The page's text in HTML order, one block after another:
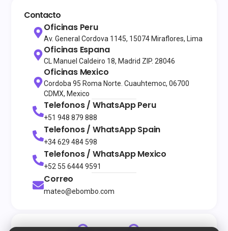
Contacto
Oficinas Peru
Av. General Cordova 1145, 15074 Miraflores, Lima
Oficinas Espana
CL Manuel Caldeiro 18, Madrid ZIP. 28046
Oficinas Mexico
Cordoba 95 Roma Norte. Cuauhtemoc, 06700
CDMX, Mexico
Telefonos / WhatsAppPeru
+51 948 879 888
Telefonos / WhatsAppSpain
+34 629 484 598
Telefonos / WhatsAppMexico
+52 55 6444 9591
Correo
mateo@ebombo.com